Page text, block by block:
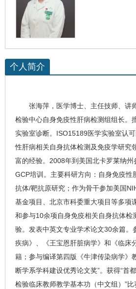
个人简介
张海萍 ，医学博士、主任技师、讲
检验中心自身免疫性肝病检测组组长。
实验室诊断。ISO15189医学实验室认
性肝病相关自身抗体检测及免疫学研究
富的经验。2008年到美国北卡罗莱纳州
GCP培训。主要科研方向：自身免疫性
抗体/靶抗原研究；作为骨干参加美国
基金项目、北京市科委重大项目等多项
和参与10余项自身免疫相关自身抗体检
验。发表中英文专业学术论文30余篇。
疾病》、《王宝恩肝脏病学》和《临床
籍；参与编译第四版《牛津传染病学》
断学系学科建设优秀论文奖”。获得“首
检验临床教师教学基本功（中文组）”比